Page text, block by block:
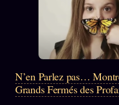
N’en Parlez pas…
Grands Fermés des